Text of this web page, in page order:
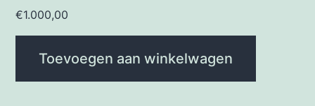
€1.000,00
Toevoegen aan winkelwagen